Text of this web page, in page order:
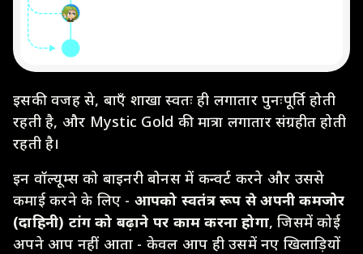
इसकी वजह से, बाएँ शाखा स्वतः ही लगातार पुनःपूर्ति होती
रहती है, और Mystic Gold की मात्रा लगातार संग्रहीत होती
रहती है।
इन वॉल्यूम्स को बाइनरी बोनस में कन्वर्ट करने और उससे
कमाई करने के लिए - आपको स्वतंत्र रूप से अपनी कमजोर
(दाहिनी) टांग को बढ़ाने पर काम करना होगा, जिसमें कोई
अपने आप नहीं आता - केवल आप ही उसमें नए खिलाड़ियों